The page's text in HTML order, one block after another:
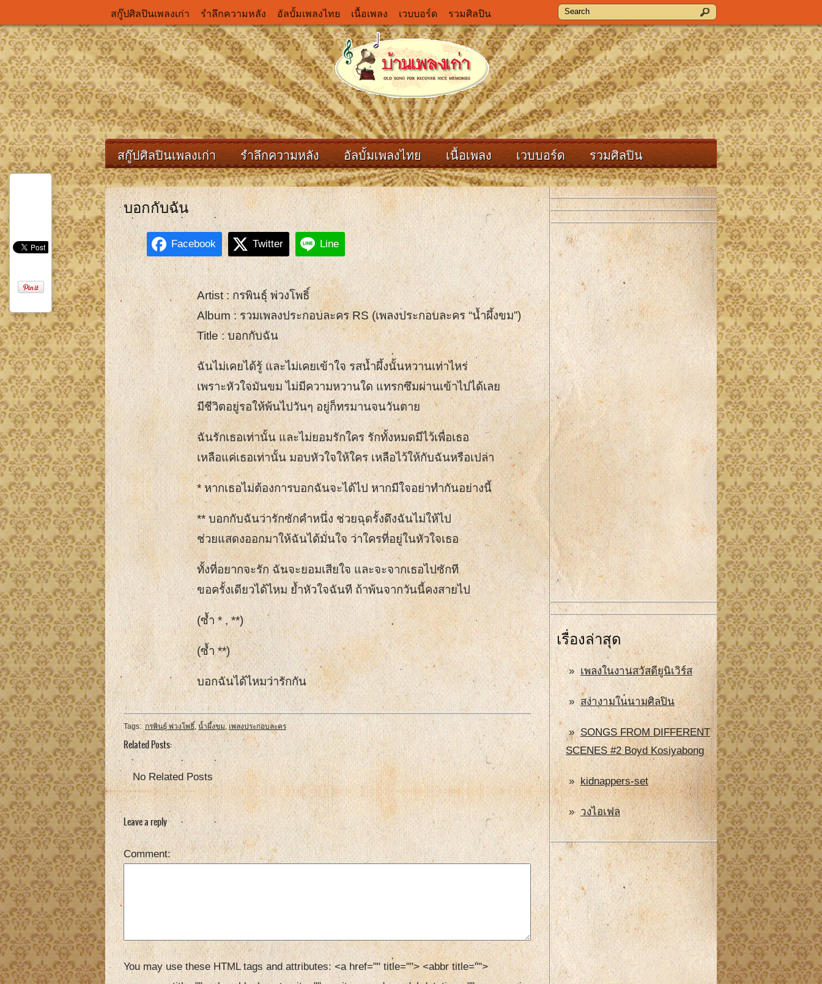
สกู๊ปศิลปินเพลงเก่า รำลึกความหลัง อัลบั้มเพลงไทย เนื้อเพลง เวบบอร์ด รวมศิลปิน
สกู๊ปศิลปินเพลงเก่า รำลึกความหลัง อัลบั้มเพลงไทย เนื้อเพลง เวบบอร์ด รวมศิลปิน
เรื่องล่าสุด
เพลงในงานสวัสดียูนิเวิร์ส
สง่างามในนามศิลปิน
SONGS FROM DIFFERENT
SCENES #2 Boyd Kosiyabong
kidnappers-set
วงไอเฟล
บอกกับฉัน
Facebook Twitter Line
Artist : กรพินธุ์ พ่วงโพธิ์
Album : รวมเพลงประกอบละคร RS (เพลงประกอบละคร “น้ำผึ้งขม”)
Title : บอกกับฉัน
ฉันไม่เคยได้รู้ และไม่เคยเข้าใจ รสน้ำผึ้งนั้นหวานเท่าไหร่
เพราะหัวใจมันขม ไม่มีความหวานใด แทรกซึมผ่านเข้าไปได้เลย
มีชีวิตอยู่รอให้พ้นไปวันๆ อยู่ก็ทรมานจนวันตาย
ฉันรักเธอเท่านั้น และไม่ยอมรักใคร รักทั้งหมดมีไว้เพื่อเธอ
เหลือแค่เธอเท่านั้น มอบหัวใจให้ใคร เหลือไว้ให้กับฉันหรือเปล่า
* หากเธอไม่ต้องการบอกฉันจะได้ไป หากมีใจอย่าทำกันอย่างนี้
** บอกกับฉันว่ารักซักคำหนึ่ง ช่วยฉุดรั้งดึงฉันไม่ให้ไป
ช่วยแสดงออกมาให้ฉันได้มั่นใจ ว่าใครที่อยู่ในหัวใจเธอ
ทั้งที่อยากจะรัก ฉันจะยอมเสียใจ และจะจากเธอไปซักที
ขอครั้งเดียวได้ไหม ย้ำหัวใจฉันที ถ้าพ้นจากวันนี้คงสายไป
(ซ้ำ * , **)
(ซ้ำ **)
บอกฉันได้ไหมว่ารักกัน
Tags:กรพินธุ์ พ่วงโพธิ์,น้ำผึ้งขม,เพลงประกอบละคร
Related Posts:
No Related Posts
Leave a reply
Comment
You may use these HTML tags and attributes:<a href="" title=""> <abbr title="">